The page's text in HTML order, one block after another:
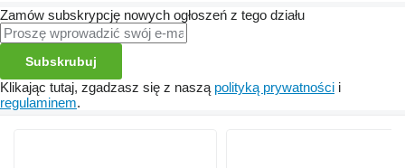
Zamów subskrypcję nowych ogłoszeń z tego działu
Subskrubuj
Klikając tutaj, zgadzasz się z naszą polityką prywatności i
regulaminem.